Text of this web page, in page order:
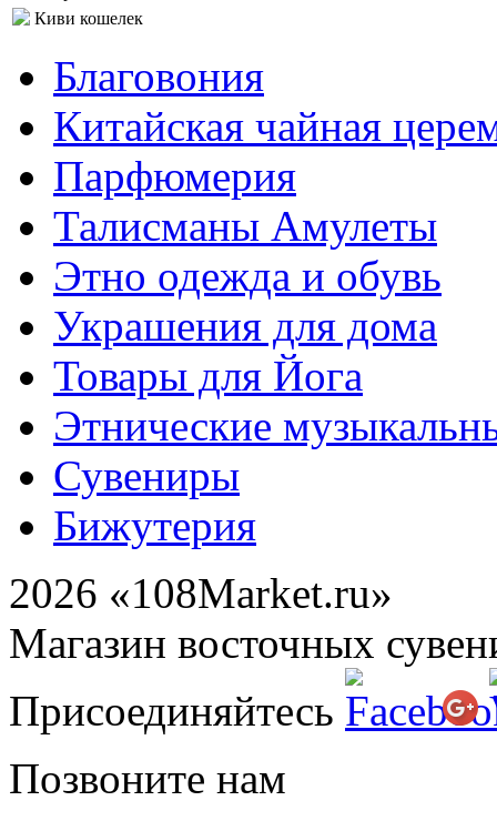
Киви кошелек
Благовония
Китайская чайная
Парфюмерия
Талисманы Амулеты
Этно одежда и обувь
Украшения для дома
Товары для Йога
Этнические
Сувениры
Бижутерия
2026 «108Market.ru»
Магазин восточных
Присоединяйтесь
Позвоните нам